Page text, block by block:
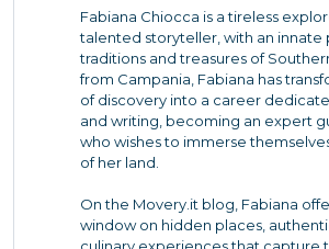
Fabiana Chiocca is a tireless
talented storyteller, with an innate
traditions and treasures of
from Campania, Fabiana has
of discovery into a career
and writing, becoming an expert
who wishes to immerse
of her land.
On the Movery.it blog, Fabiana
window on hidden places,